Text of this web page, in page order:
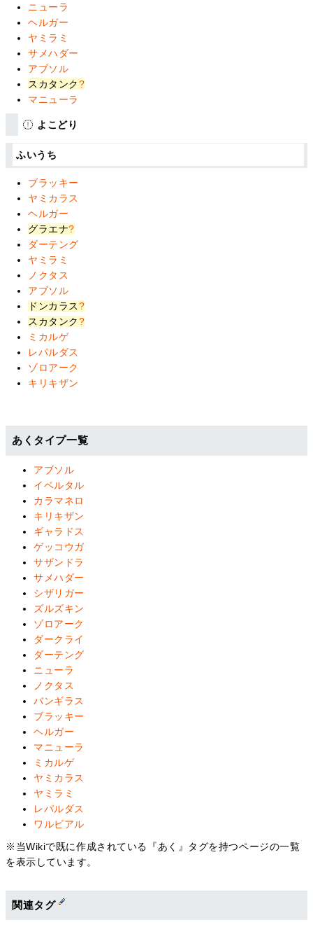
ニューラ
ヘルガー
ヤミラミ
サメハダー
アブソル
スカタンク?
マニューラ
よこどり
ふいうち
ブラッキー
ヤミカラス
ヘルガー
グラエナ?
ダーテング
ヤミラミ
ノクタス
アブソル
ドンカラス?
スカタンク?
ミカルゲ
レパルダス
ゾロアーク
キリキザン
あくタイプ一覧
アブソル
イベルタル
カラマネロ
キリキザン
ギャラドス
ゲッコウガ
サザンドラ
サメハダー
シザリガー
ズルズキン
ゾロアーク
ダークライ
ダーテング
ニューラ
ノクタス
バンギラス
ブラッキー
ヘルガー
マニューラ
ミカルゲ
ヤミカラス
ヤミラミ
レパルダス
ワルビアル
※当Wikiで既に作成されている『あく』タグを持つページの一覧
を表示しています。
関連タグ